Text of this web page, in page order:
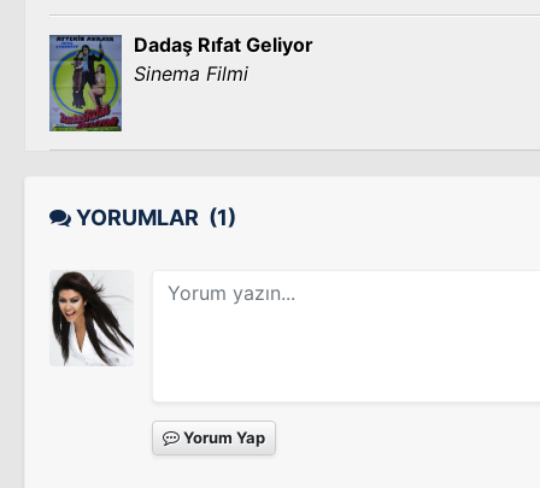
Dadaş Rıfat Geliyor
Sinema Filmi
YORUMLAR (1)
Yorum Yap